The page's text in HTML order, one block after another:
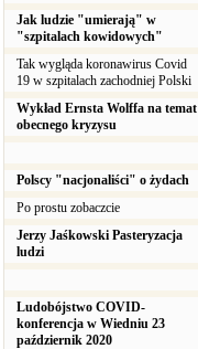
Jak ludzie "umierają" w
"szpitalach kowidowych"
Tak wygląda koronawirus Covid
19 w szpitalach zachodniej Polski
Wykład Ernsta Wolffa na temat
obecnego kryzysu
Polscy "nacjonaliści" o żydach
Po prostu zobaczcie
Jerzy Jaśkowski Pasteryzacja
ludzi
Ludobójstwo COVID-
konferencja w Wiedniu 23
październik 2020